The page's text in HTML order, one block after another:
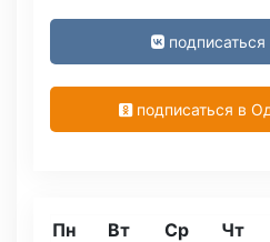
подписаться
подписаться в
Пн Вт Ср Чт